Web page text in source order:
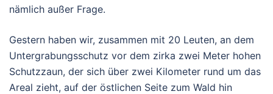
nämlich außer Frage.
Gestern haben wir, zusammen mit 20 Leuten, an dem
Untergrabungsschutz vor dem zirka zwei Meter hohen
Schutzzaun, der sich über zwei Kilometer rund um das
Areal zieht, auf der östlichen Seite zum Wald hin